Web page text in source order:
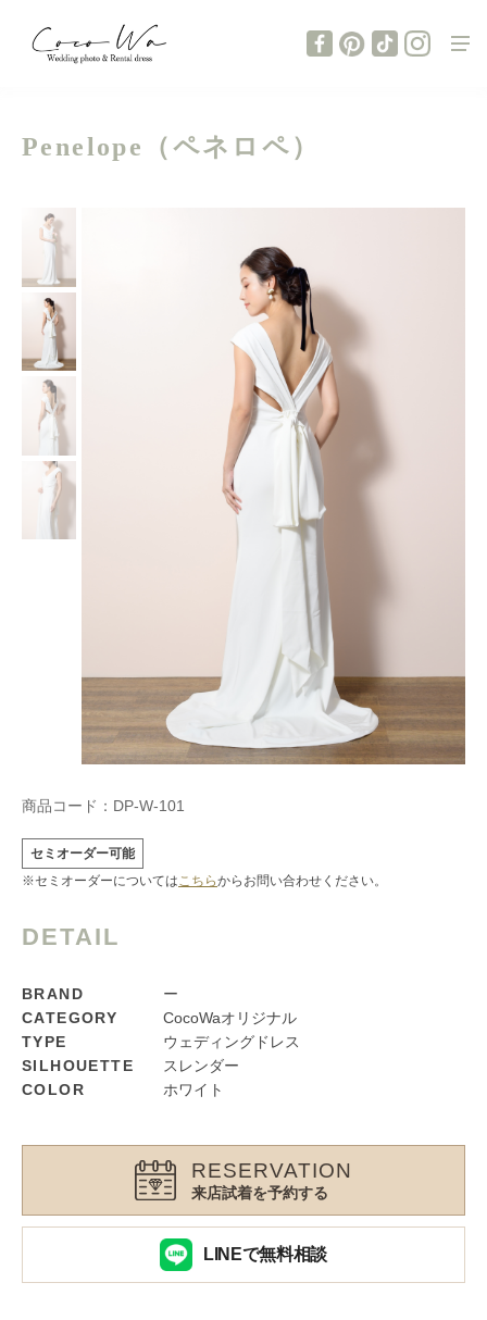
Penelope（ペネロペ）
商品コード： DP-W-101
セミオーダー可能
※セミオーダーについてはこちらからお問い合わせください。
DETAIL
BRAND
ー
CATEGORY
CocoWaオリジナル
TYPE
ウェディングドレス
SILHOUETTE
スレンダー
COLOR
ホワイト
RESERVATION
来店試着を予約する
LINEで無料相談